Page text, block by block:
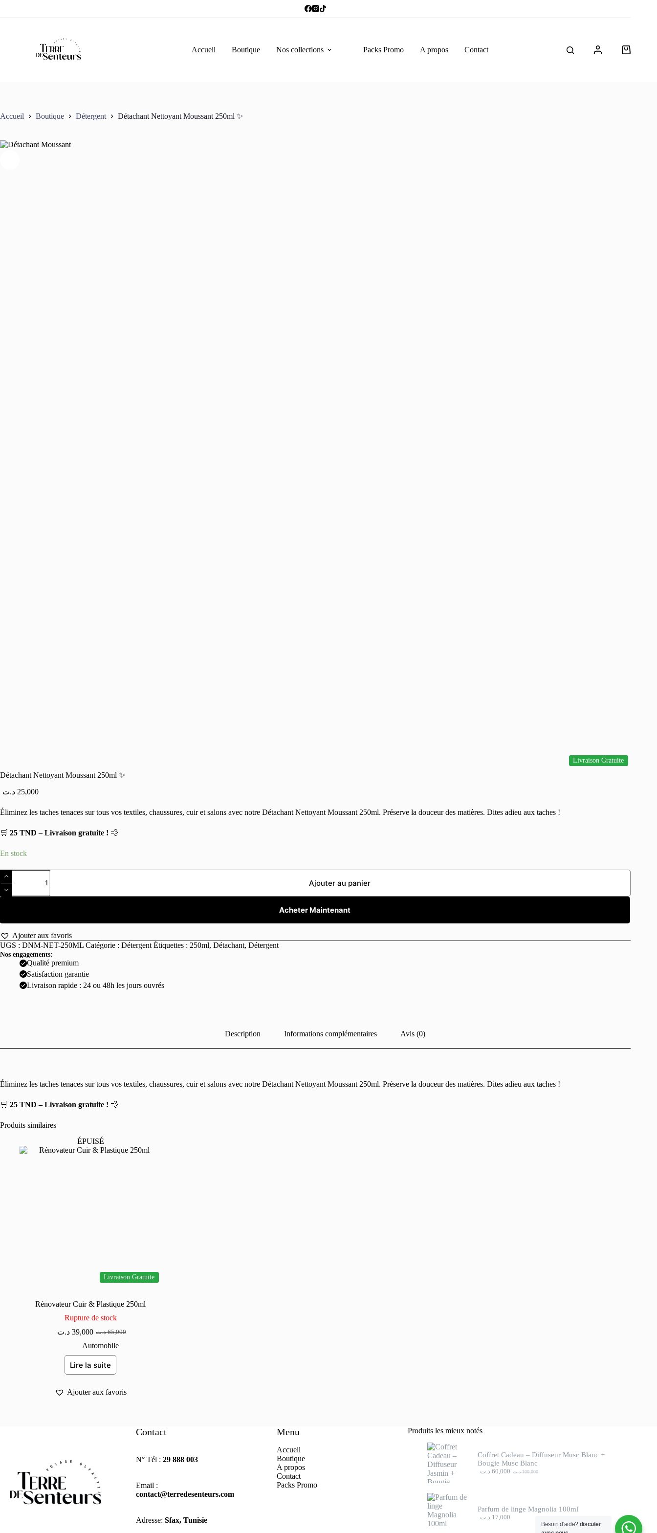
Accueil Boutique Nos collections Packs Promo A propos Contact
Panier
Accueil Boutique Détergent Détachant Nettoyant Moussant 250ml ✨
Livraison Gratuite
Détachant Nettoyant Moussant 250ml ✨
25,000 د.ت
Éliminez les taches tenaces sur tous vos textiles, chaussures, cuir et salons avec notre Détachant Nettoyant Moussant 250ml. Préserve la douceur des matières. Dites adieu aux taches !
🛒 25 TND – Livraison gratuite ! 💨
En stock
quantité
de
Détachant
Nettoyant
✨
Ajouter au panier
Acheter Maintenant
Ajouter aux favoris
UGS : DNM-NET-250ML Catégorie : Détergent Étiquettes : 250ml, Détachant, Détergent
Nos engagements:
Qualité premium
Satisfaction garantie
Livraison rapide : 24 ou 48h les jours ouvrés
Description Informations complémentaires Avis (0)
Éliminez les taches tenaces sur tous vos textiles, chaussures, cuir et salons avec notre Détachant Nettoyant Moussant 250ml. Préserve la douceur des matières. Dites adieu aux taches !
🛒 25 TND – Livraison gratuite ! 💨
Produits similaires
Livraison Gratuite
ÉPUISÉ
Rénovateur Cuir & Plastique 250ml
Rupture de stock
65,000 د.تLe
prix
était :
39,000 د.ت
Le
prix
est :
Automobile
Lire la suite
Ajouter aux favoris
Contact
N° Tél : 29 888 003
Email :
contact@terredesenteurs.com
Adresse: Sfax, Tunisie
Menu
Accueil
Boutique
A propos
Contact
Packs Promo
Produits les mieux notés
Coffret Cadeau – Diffuseur Musc Blanc +
Bougie Musc Blanc
100,000 د.تLe
60,000 د.ت
Le
Parfum de linge Magnolia 100ml
17,000 د.ت
Besoin d'aide? discuter